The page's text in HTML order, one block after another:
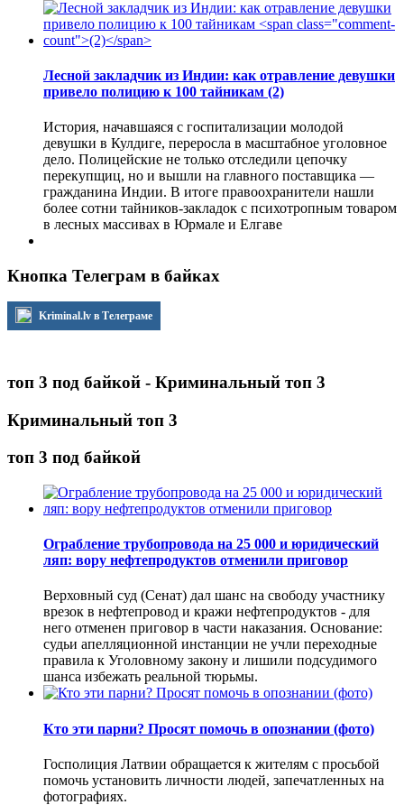
Лесной закладчик из Индии: как отравление девушки
привело полицию к 100 тайникам (2)
История, начавшаяся с госпитализации молодой
девушки в Кулдиге, переросла в масштабное уголовное
дело. Полицейские не только отследили цепочку
перекупщиц, но и вышли на главного поставщика —
гражданина Индии. В итоге правоохранители нашли
более сотни тайников-закладок с психотропным товаром
в лесных массивах в Юрмале и Елгаве
Кнопка Телеграм в байках
Kriminal.lv в Телеграме
топ 3 под байкой - Криминальный топ 3
Криминальный топ 3
топ 3 под байкой
Ограбление трубопровода на 25 000 и юридический
ляп: вору нефтепродуктов отменили приговор
Верховный суд (Сенат) дал шанс на свободу участнику
врезок в нефтепровод и кражи нефтепродуктов - для
него отменен приговор в части наказания. Основание:
судьи апелляционной инстанции не учли переходные
правила к Уголовному закону и лишили подсудимого
шанса избежать реальной тюрьмы.
Кто эти парни? Просят помочь в опознании (фото)
Госполиция Латвии обращается к жителям с просьбой
помочь установить личности людей, запечатленных на
фотографиях.